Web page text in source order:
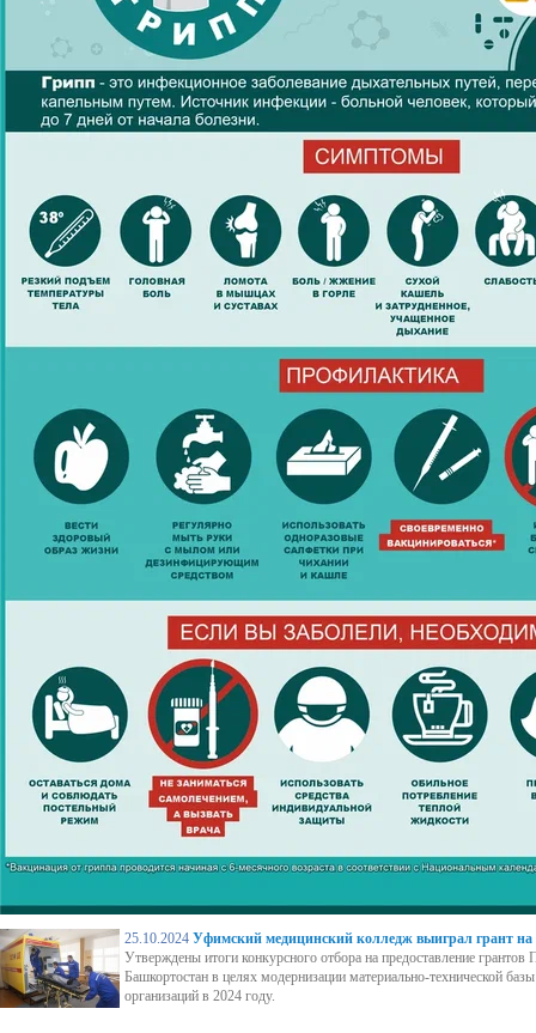
25.10.2024 Уфимский медицинский колледж выиграл грант
Утверждены итоги конкурсного отбора на предоставление грантов
Башкортостан в целях модернизации материально-технической
организаций в 2024 году.